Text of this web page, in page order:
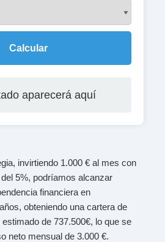
Calcular
aparecerá aquí
invirtiendo 1.000 € al mes con
5%, podríamos alcanzar
financiera en
obteniendo una cartera de
de 737.500€, lo que se
neto mensual de 3.000 €.